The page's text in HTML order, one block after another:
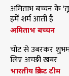
अमिताभ बच्चन के
हमें शर्म आती है
अमिताभ बच्चन
चोट से उबरकर
लिए अच्छी खबर
भारतीय क्रिकेट टीम